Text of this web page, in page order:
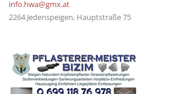
info.hwa@gmx.at
2264 Jedenspeigen, Hauptstraße 75